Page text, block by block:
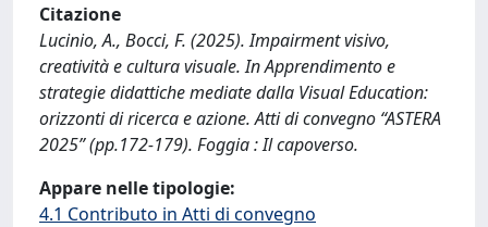
Citazione
Lucinio, A., Bocci, F. (2025). Impairment visivo,
creatività e cultura visuale. In Apprendimento e
strategie didattiche mediate dalla Visual Education:
orizzonti di ricerca e azione. Atti di convegno “ASTERA
2025” (pp.172-179). Foggia : Il capoverso.
Appare nelle tipologie:
4.1 Contributo in Atti di convegno